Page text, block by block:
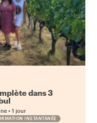
dans 3
• 1 jour
INSTANTANÉE